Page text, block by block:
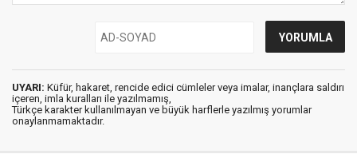
UYARI: Küfür, hakaret, rencide edici cümleler veya imalar, inançlara saldırı
içeren, imla kuralları ile yazılmamış,
Türkçe karakter kullanılmayan ve büyük harflerle yazılmış yorumlar
onaylanmamaktadır.